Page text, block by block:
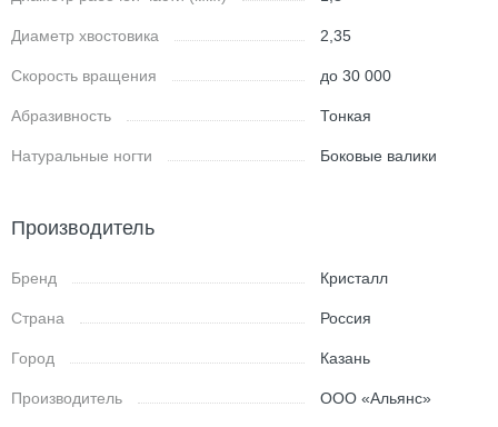
Диаметр хвостовика 2,35
Скорость вращения до 30 000
Абразивность Тонкая
Натуральные ногти Боковые валики
Производитель
Бренд Кристалл
Страна Россия
Город Казань
Производитель ООО «Альянс»